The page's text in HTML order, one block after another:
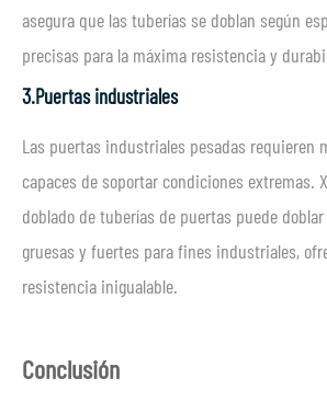
asegura que las tuberías se doblan según
precisas para la máxima resistencia y
3.Puertas industriales
Las puertas industriales pesadas requieren
capaces de soportar condiciones extremas.
doblado de tuberías de puertas puede
gruesas y fuertes para fines industriales,
resistencia inigualable.
Conclusión